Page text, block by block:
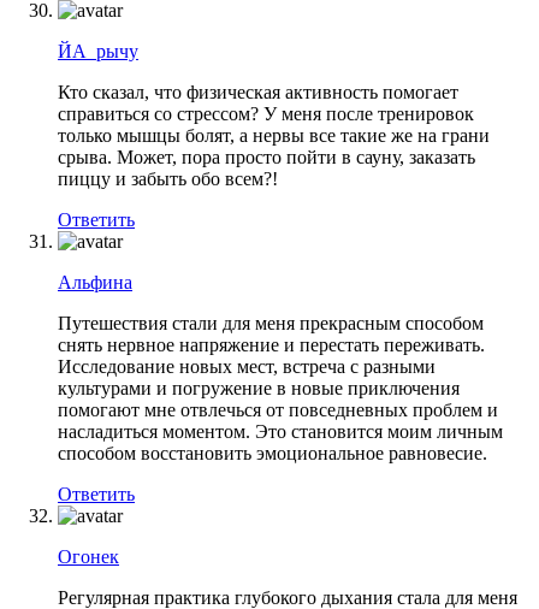
ЙА_рычу
Кто сказал, что физическая активность помогает
справиться со стрессом? У меня после тренировок
только мышцы болят, а нервы все такие же на грани
срыва. Может, пора просто пойти в сауну, заказать
пиццу и забыть обо всем?!
Ответить
Альфина
Путешествия стали для меня прекрасным способом
снять нервное напряжение и перестать переживать.
Исследование новых мест, встреча с разными
культурами и погружение в новые приключения
помогают мне отвлечься от повседневных проблем и
насладиться моментом. Это становится моим личным
способом восстановить эмоциональное равновесие.
Ответить
Огонек
Регулярная практика глубокого дыхания стала для меня